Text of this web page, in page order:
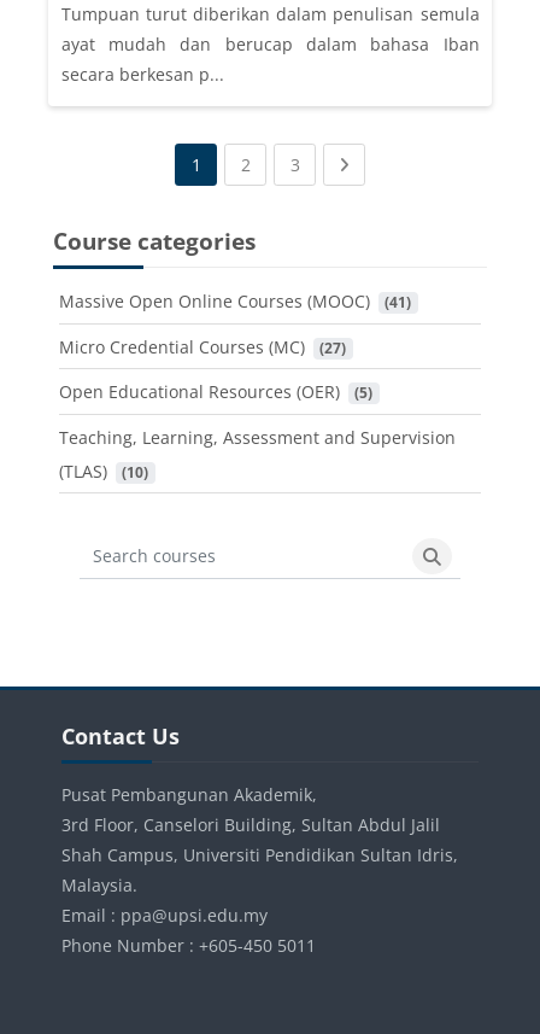
Tumpuan turut diberikan dalam penulisan semula
ayat mudah dan berucap dalam bahasa Iban
secara berkesan p...
1 2(current)
3(current)
Course categories
Massive Open Online Courses (MOOC) (41)
Micro Credential Courses (MC) (27)
Open Educational Resources (OER) (5)
Teaching, Learning, Assessment and Supervision
(TLAS)
(10)
Search courses
Search
Blocks
Contact Us
Pusat Pembangunan Akademik,
3rd Floor, Canselori Building, Sultan Abdul Jalil
Shah Campus, Universiti Pendidikan Sultan Idris,
Malaysia.
Email : ppa@upsi.edu.my
Phone Number : +605-450 5011